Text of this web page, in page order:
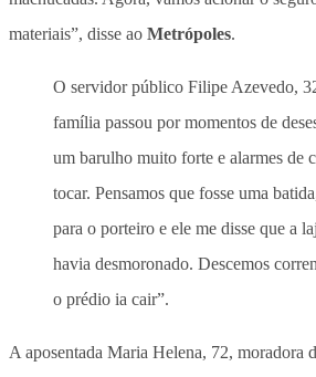
materiais”, disse ao Metrópoles.
O servidor público Filipe Azevedo,
família passou por momentos de
um barulho muito forte e alarmes de
tocar. Pensamos que fosse uma
para o porteiro e ele me disse que a
havia desmoronado. Descemos
o prédio ia cair”.
A aposentada Maria Helena, 72, moradora